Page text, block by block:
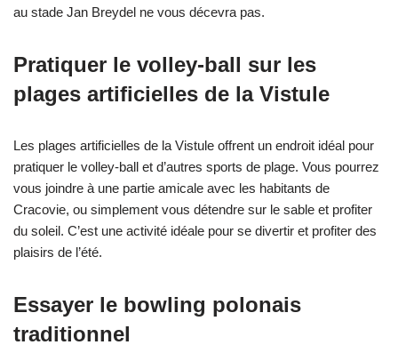
au stade Jan Breydel ne vous décevra pas.
Pratiquer le volley-ball sur les
plages artificielles de la Vistule
Les plages artificielles de la Vistule offrent un endroit idéal pour
pratiquer le volley-ball et d’autres sports de plage. Vous pourrez
vous joindre à une partie amicale avec les habitants de
Cracovie, ou simplement vous détendre sur le sable et profiter
du soleil. C’est une activité idéale pour se divertir et profiter des
plaisirs de l’été.
Essayer le bowling polonais
traditionnel